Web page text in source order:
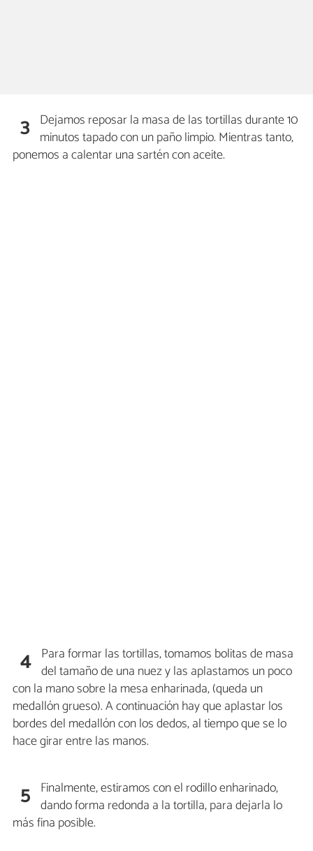
3 Dejamos reposar la masa de las tortillas durante 10
minutos tapado con un paño limpio. Mientras tanto,
ponemos a calentar una sartén con aceite.
4 Para formar las tortillas, tomamos bolitas de masa
del tamaño de una nuez y las aplastamos un poco
con la mano sobre la mesa enharinada, (queda un
medallón grueso). A continuación hay que aplastar los
bordes del medallón con los dedos, al tiempo que se lo
hace girar entre las manos.
5 Finalmente, estiramos con el rodillo enharinado,
dando forma redonda a la tortilla, para dejarla lo
más fina posible.